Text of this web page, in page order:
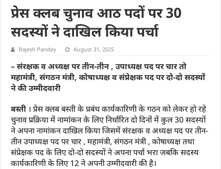
प्रेस क्लब चुनाव आठ पदों पर 30
सदस्यों ने दाखिल किया पर्चा
Rajesh Pandey August 31, 2025
– संरक्षक व अध्यक्ष पर तीन-तीन , उपाध्यक्ष पद पर चार तो
महामंत्री, संगठन मंत्री, कोषाध्यक्ष व संप्रेक्षक पद पर दो-दो सदस्यों
ने की उम्मीदवारी
बस्ती । प्रेस क्लब बस्ती के प्रबंध कार्यकारिणी के गठन को लेकर हो रहे
चुनाव प्रक्रिया में नामांकन के लिए निर्धारित दो दिनों में कुल 30 सदस्यों
ने अपना नामांकन दाखिल किया जिसमें संरक्षक व अध्यक्ष पद पर तीन-
तीन उपाध्यक्ष पद पर चार , महामंत्री, संगठन मंत्री , कोषाध्यक्ष तथा
संप्रेक्षक पद के लिए दो-दो सदस्यों ने अपना पर्चा भरा जबकि सदस्य
कार्यकारिणी के लिए 12 ने अपनी उम्मीदवारी की है।